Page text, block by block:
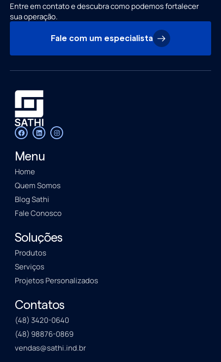
Entre em contato e descubra como podemos fortalecer
sua operação.
Fale com um especialista
Menu
Home
Quem Somos
Blog Sathi
Fale Conosco
Soluções
Produtos
Serviços
Projetos Personalizados
Contatos
(48) 3420-0640
(48) 98876-0869
vendas@sathi.ind.br